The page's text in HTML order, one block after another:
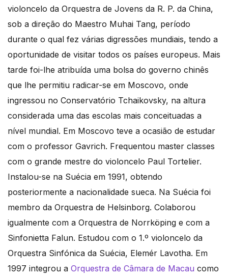
violoncelo da Orquestra de Jovens da R. P. da China,
sob a direção do Maestro Muhai Tang, período
durante o qual fez várias digressões mundiais, tendo a
oportunidade de visitar todos os países europeus. Mais
tarde foi-lhe atribuída uma bolsa do governo chinês
que lhe permitiu radicar-se em Moscovo, onde
ingressou no Conservatório Tchaikovsky, na altura
considerada uma das escolas mais conceituadas a
nível mundial. Em Moscovo teve a ocasião de estudar
com o professor Gavrich. Frequentou master classes
com o grande mestre do violoncelo Paul Tortelier.
Instalou-se na Suécia em 1991, obtendo
posteriormente a nacionalidade sueca. Na Suécia foi
membro da Orquestra de Helsinborg. Colaborou
igualmente com a Orquestra de Norrköping e com a
Sinfonietta Falun. Estudou com o 1.º violoncelo da
Orquestra Sinfónica da Suécia, Elemér Lavotha. Em
1997 integrou a Orquestra de Câmara de Macau como